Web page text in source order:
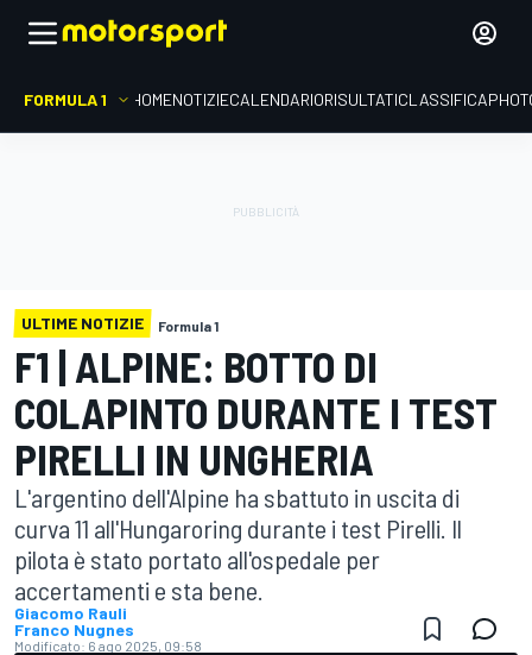
FORMULA 1 HOMENOTIZIECALENDARIORISULTATICLASSIFICA
ULTIME NOTIZIE Formula 1
F1 | ALPINE: BOTTO DI
COLAPINTO DURANTE I TEST
PIRELLI IN UNGHERIA
L'argentino dell'Alpine ha sbattuto in uscita di
curva 11 all'Hungaroring durante i test Pirelli. Il
pilota è stato portato all'ospedale per
accertamenti e sta bene.
Giacomo Rauli
Franco Nugnes
Modificato: 6 ago 2025, 09:58